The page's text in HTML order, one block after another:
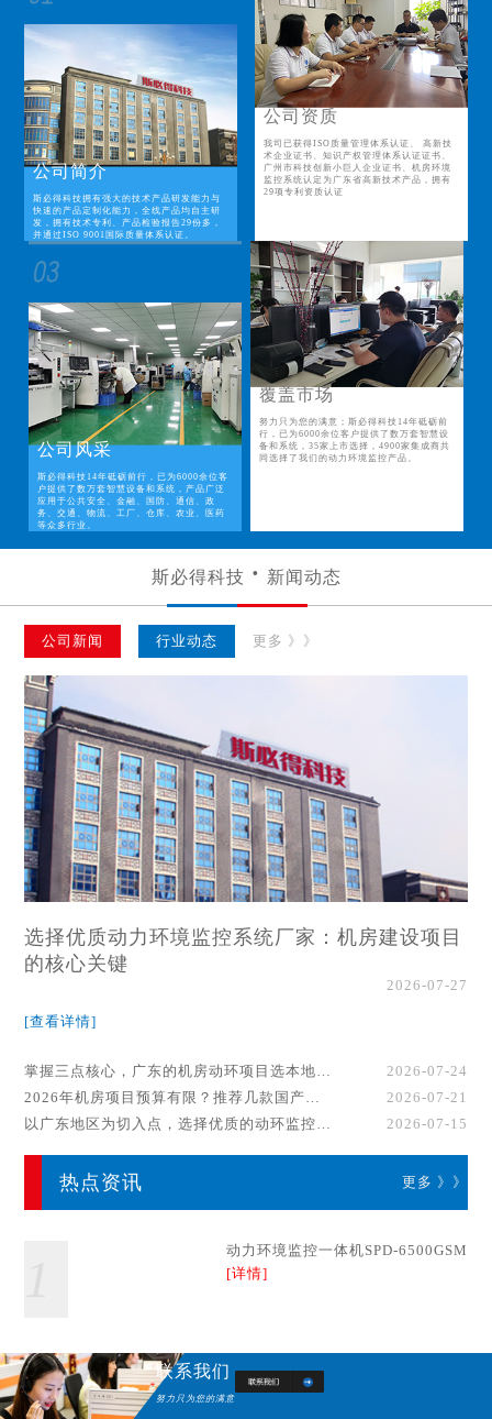
公司简介
斯必得科技拥有强大的技术产品研发能力与
快速的产品定制化能力，全线产品均自主研
发，拥有技术专利、产品检验报告29份多，
并通过ISO 9001国际质量体系认证。
公司资质
我司已获得ISO质量管理体系认证、 高新技
术企业证书、知识产权管理体系认证证书、
广州市科技创新小巨人企业证书、机房环境
监控系统认定为广东省高新技术产品，拥有
29项专利资质认证
公司风采
斯必得科技14年砥砺前行，已为6000余位客
户提供了数万套智慧设备和系统，产品广泛
应用于公共安全、金融、国防、通信、政
务、交通、物流、工厂、仓库、农业、医药
等众多行业。
覆盖市场
努力只为您的满意；斯必得科技14年砥砺前
行，已为6000余位客户提供了数万套智慧设
备和系统，35家上市选择，4900家集成商共
同选择了我们的动力环境监控产品。
斯必得科技 新闻动态
公司新闻 行业动态 更多 》》
选择优质动力环境监控系统厂家：机房建设项目
的核心关键
2026-07-27
[查看详情]
掌握三点核心，广东的机房动环项目选本地厂家事半功倍！
2026-07-24
2026年机房项目预算有限？推荐几款国产动环监控系统品牌
2026-07-21
以广东地区为切入点，选择优质的动环监控系统厂家
2026-07-15
热点资讯 更多 》》
动力环境监控一体机SPD-6500GSM
[详情]
联系我们
努力只为您的满意